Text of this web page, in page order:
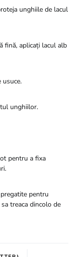
unghiile de lacul
fină, aplicați lacul alb
usuce.
unghiilor.
pentru a fixa
pentru
treaca dincolo de